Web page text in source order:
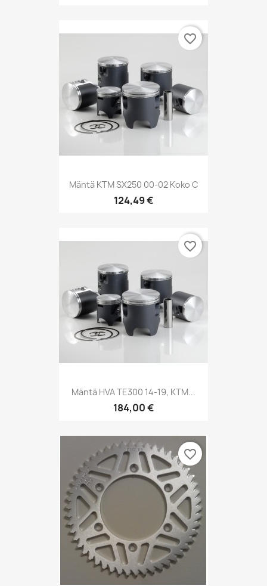
Mäntä KTM SX250 00-02 Koko C
124,49 €
favorite_border
Mäntä HVA TE300 14-19, KTM...
184,00 €
favorite_border
favorite_border